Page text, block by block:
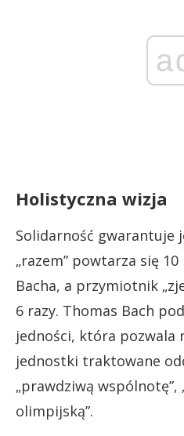
Holistyczna wizja
Solidarność gwarantuje
„razem” powtarza się
Bacha, a przymiotnik
6 razy. Thomas Bach
jedności, która pozwala
jednostki traktowane
„prawdziwą wspólnotę”,
olimpijską”.